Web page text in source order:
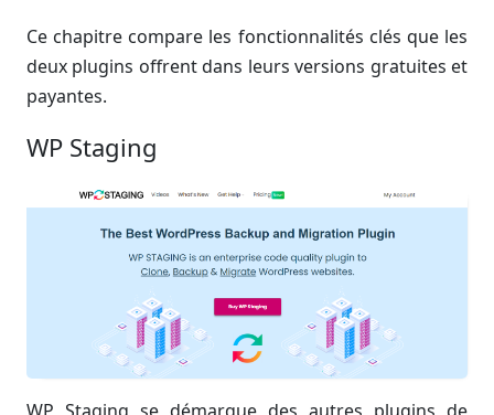
Ce chapitre compare les fonctionnalités clés que les
deux plugins offrent dans leurs versions gratuites et
payantes.
WP Staging
WP Staging se démarque des autres plugins de